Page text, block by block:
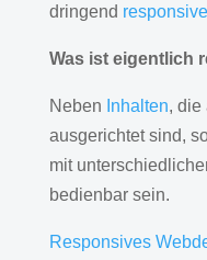
dringend
Was ist eigentlich
Neben Inhalten, die
ausgerichtet sind,
mit
bedienbar sein.
Responsives